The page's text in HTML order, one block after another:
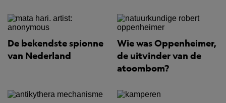
De bekendste spionne
van Nederland
Wie was Oppenheimer,
de uitvinder van de
atoombom?